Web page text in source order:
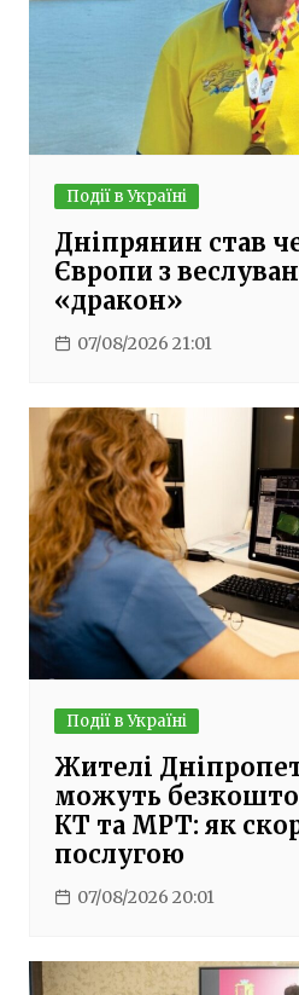
Події в Україні
Дніпрянин став
Європи з
«дракон»
07/08/2026 21:01
Події в Україні
Жителі
можуть
КТ та МРТ: як
послугою
07/08/2026 20:01